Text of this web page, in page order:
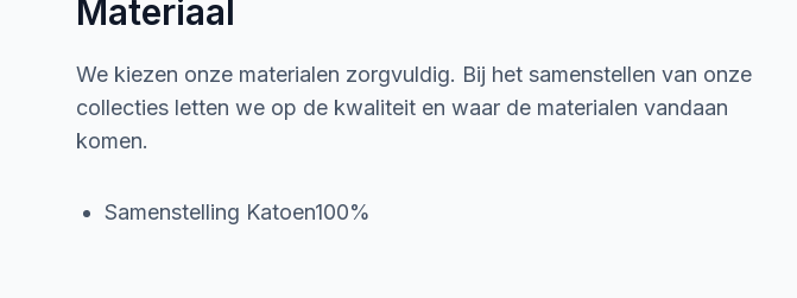
Materiaal
We kiezen onze materialen zorgvuldig. Bij het samenstellen van onze
collecties letten we op de kwaliteit en waar de materialen vandaan
komen.
Samenstelling Katoen100%